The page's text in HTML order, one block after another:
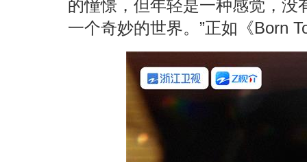
的憧憬，但年轻是一种感觉，没
一个奇妙的世界。”正如《Born